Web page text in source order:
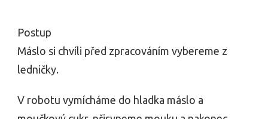
Postup
Máslo si chvíli před zpracováním vybereme z
ledničky.
V robotu vymícháme do hladka máslo a